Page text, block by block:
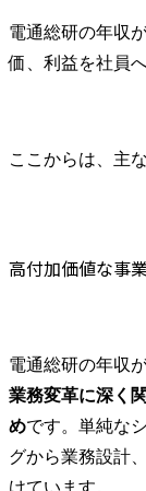
電通総研の年収
価、利益を社員
ここからは、主
高付加価値な事
電通総研の年収
業務変革に深く
めです。単純な
グから業務設計